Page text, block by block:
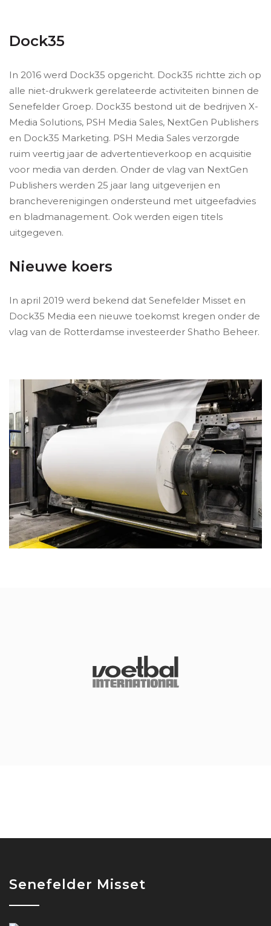
Dock35
In 2016 werd Dock35 opgericht. Dock35 richtte zich op
alle niet-drukwerk gerelateerde activiteiten binnen de
Senefelder Groep. Dock35 bestond uit de bedrijven X-
Media Solutions, PSH Media Sales, NextGen Publishers
en Dock35 Marketing. PSH Media Sales verzorgde
ruim veertig jaar de advertentieverkoop en acquisitie
voor media van derden. Onder de vlag van NextGen
Publishers werden 25 jaar lang uitgeverijen en
brancheverenigingen ondersteund met uitgeefadvies
en bladmanagement. Ook werden eigen titels
uitgegeven.
Nieuwe koers
In april 2019 werd bekend dat Senefelder Misset en
Dock35 Media een nieuwe toekomst kregen onder de
vlag van de Rotterdamse investeerder Shatho Beheer.
Senefelder Misset